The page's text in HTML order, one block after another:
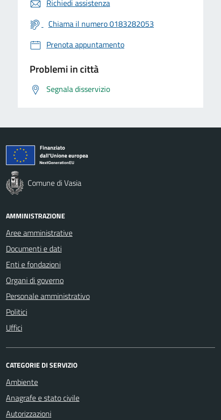
Richiedi assistenza
Chiama il numero 0183282053
Prenota appuntamento
Problemi in città
Segnala disservizio
Comune di Vasia
AMMINISTRAZIONE
Aree amministrative
Documenti e dati
Enti e fondazioni
Organi di governo
Personale amministrativo
Politici
Uffici
CATEGORIE DI SERVIZIO
Ambiente
Anagrafe e stato civile
Autorizzazioni